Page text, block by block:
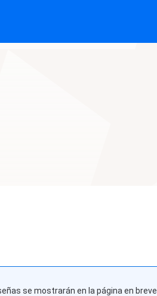
se mostrarán en la página en breve.